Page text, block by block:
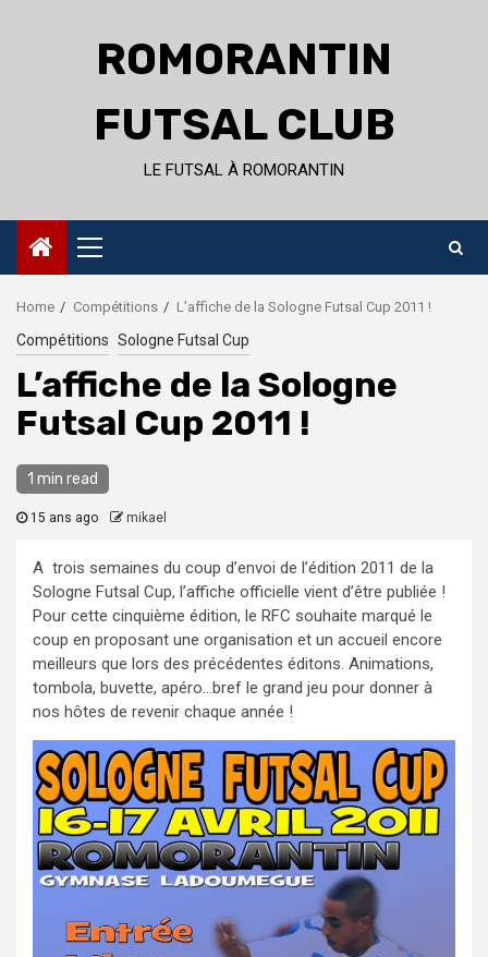
ROMORANTIN
FUTSAL CLUB
LE FUTSAL À ROMORANTIN
Primary
Menu
Home Compétitions L’affiche de la Sologne Futsal Cup 2011 !
Compétitions Sologne Futsal Cup
L’affiche de la Sologne
Futsal Cup 2011 !
1 min read
15 ans ago mikael
A trois semaines du coup d’envoi de l’édition 2011 de la
Sologne Futsal Cup, l’affiche officielle vient d’être publiée !
Pour cette cinquième édition, le RFC souhaite marqué le
coup en proposant une organisation et un accueil encore
meilleurs que lors des précédentes éditons. Animations,
tombola, buvette, apéro…bref le grand jeu pour donner à
nos hôtes de revenir chaque année !